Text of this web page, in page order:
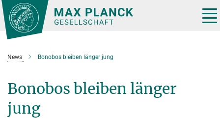
Hauptinhalt
News Bonobos bleiben länger jung
Bonobos bleiben länger
jung